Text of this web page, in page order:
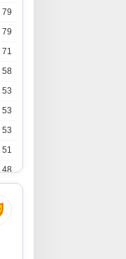
79
79
71
58
53
53
53
51
48